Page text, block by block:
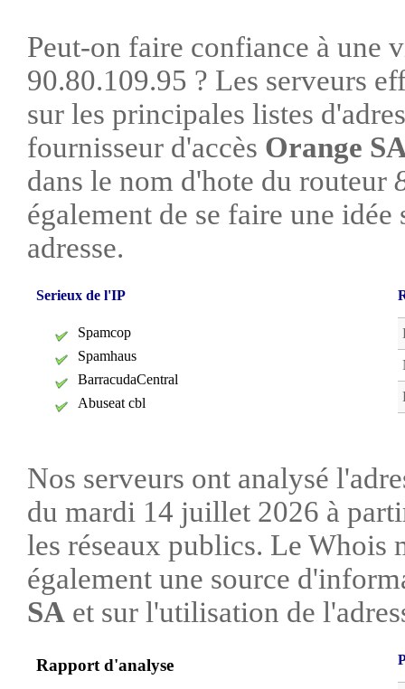
Peut-on faire confiance à une
90.80.109.95 ? Les serveurs
sur les principales listes
fournisseur d'accès Orange
dans le nom d'hote du routeur
également de se faire une
adresse.
Serieux de l'IP
Spamcop
Spamhaus
BarracudaCentral
Abuseat cbl
Nos serveurs ont analysé
du mardi 14 juillet 2026 à
les réseaux publics. Le Whois
également une source
SA et sur l'utilisation de
Rapport d'analyse